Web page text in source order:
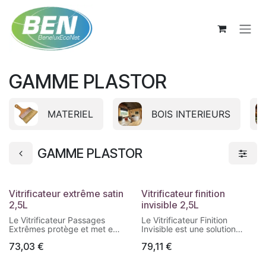
Se rendre au contenu
GAMME PLASTOR
MATERIEL BOIS INTERIEURS
GAMME PLASTOR
Vitrificateur extrême satin
2,5L
Le Vitrificateur Passages
Extrêmes protège et met en
bois. Sa formule est enrichie
73,03 €
Vitrificateur finition
invisible 2,5L
Le Vitrificateur Finition
Invisible est une solution
conserve l’aspect brut du
79,11 €